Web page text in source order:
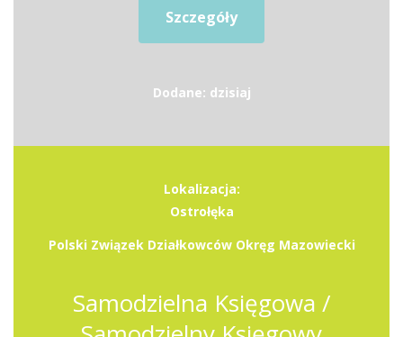
Szczegóły
Dodane: dzisiaj
Lokalizacja:
Ostrołęka
Polski Związek Działkowców Okręg Mazowiecki
Samodzielna Księgowa /